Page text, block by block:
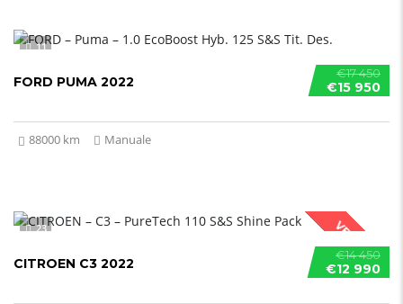
11
€17 450
€15 950
FORD PUMA 2022
88000 km Manuale
VENDUTO
23
€14 450
€12 990
CITROEN C3 2022